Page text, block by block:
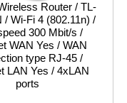
Router / TL-
/ Wi-Fi 4 (802.11n) /
300 Mbit/s /
WAN Yes / WAN
type RJ-45 /
LAN Yes / 4xLAN
ports